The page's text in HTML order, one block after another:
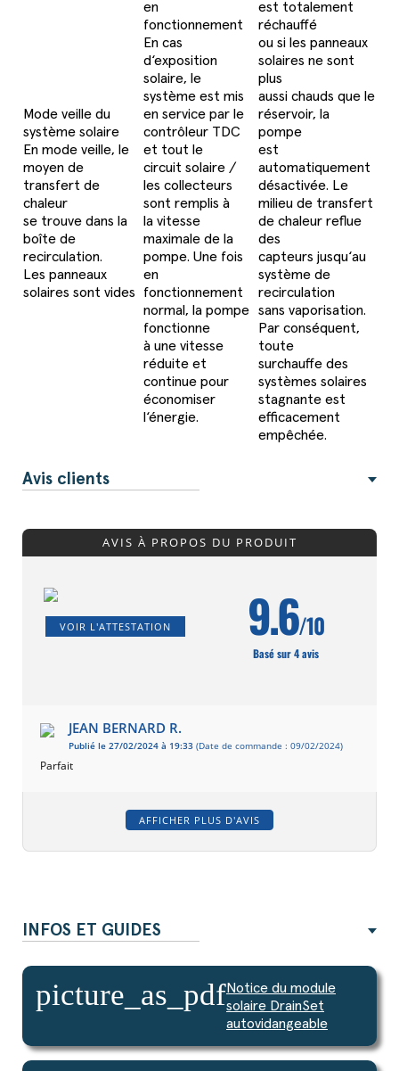
Mode veille du
système solaire
En mode veille, le
moyen de
transfert de
chaleur
se trouve dans la
boîte de
recirculation.
Les panneaux
solaires sont vides
en
fonctionnement
En cas
d‘exposition
solaire, le
système est mis
en service par le
contrôleur TDC
et tout le
circuit solaire /
les collecteurs
sont remplis à
la vitesse
maximale de la
pompe. Une fois
en
fonctionnement
normal, la pompe
fonctionne
à une vitesse
réduite et
continue pour
économiser
l‘énergie.
est totalement
réchauffé
ou si les panneaux
solaires ne sont
plus
aussi chauds que le
réservoir, la
pompe
est
automatiquement
désactivée. Le
milieu de transfert
de chaleur reflue
des
capteurs jusqu‘au
système de
recirculation
sans vaporisation.
Par conséquent,
toute
surchauffe des
systèmes solaires
stagnante est
efficacement
empêchée.
Avis clients
AVIS À PROPOS DU PRODUIT
VOIR L'ATTESTATION 9.6/10
Basé sur 4 avis
JEAN BERNARD R.
Publié le 27/02/2024 à 19:33 (Date de commande : 09/02/2024)
Parfait
AFFICHER PLUS D'AVIS
INFOS ET GUIDES
picture_as_pdfNotice du module
solaire DrainSet
autovidangeable